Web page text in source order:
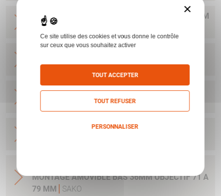
JEU DE COLLIER PHOSPHATE OPTILOCK 25.4MM
MEDIUM
MONTAGE AMOVIBLE BAS 25.4MM SAKO
JEU DE COLLIER BRONZE OPTILOCK QR
MONTAGE AMOVIBLE HAUT 25.4MM
JEU DE COLLIER BRONZE OPTILOCK QR
MONTAGE AMOVIBLE BAS 36MM OBJECTIF 71 A
79 MM
SAKO
×
Ce site utilise des cookies et vous donne le contrôle
sur ceux que vous souhaitez activer
TOUT ACCEPTER
TOUT REFUSER
PERSONNALISER